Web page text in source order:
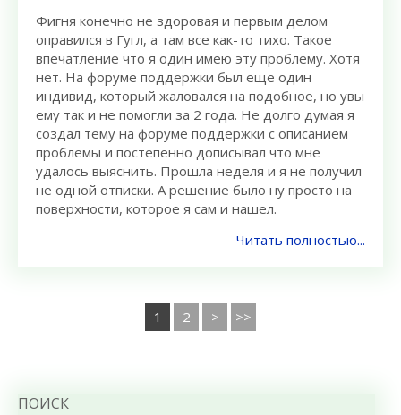
Фигня конечно не здоровая и первым делом
оправился в Гугл, а там все как-то тихо. Такое
впечатление что я один имею эту проблему. Хотя
нет. На форуме поддержки был еще один
индивид, который жаловался на подобное, но увы
ему так и не помогли за 2 года. Не долго думая я
создал тему на форуме поддержки с описанием
проблемы и постепенно дописывал что мне
удалось выяснить. Прошла неделя и я не получил
не одной отписки. А решение было ну просто на
поверхности, которое я сам и нашел.
Читать полностью...
1 2 > >>
ПОИСК